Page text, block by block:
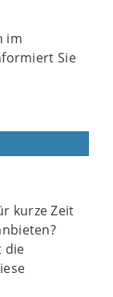
im
Sie
kurze Zeit
die